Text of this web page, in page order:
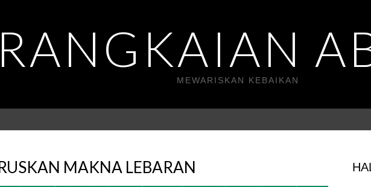
RANGKAIAN
MEWARISKAN KEBAIKAN
MAKNA LEBARAN